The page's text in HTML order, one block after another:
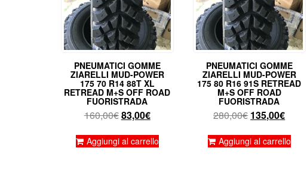
PNEUMATICI GOMME
ZIARELLI MUD-POWER
175 70 R14 88T XL
RETREAD M+S OFF ROAD
FUORISTRADA
160,00€Il
originale
83,00€Il
attuale
Aggiungi al carrello
PNEUMATICI GOMME
ZIARELLI MUD-POWER
175 80 R16 91S RETREAD
M+S OFF ROAD
FUORISTRADA
280,00€ Il
originale
135,00€Il
attuale
Aggiungi al carrello